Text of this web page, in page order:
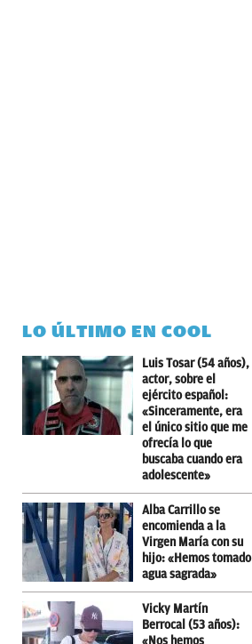
LO ÚLTIMO EN COOL
Luis Tosar (54 años),
actor, sobre el
ejército español:
«Sinceramente, era
el único sitio que me
ofrecía lo que
buscaba cuando era
adolescente»
Alba Carrillo se
encomienda a la
Virgen María con su
hijo: «Hemos tomado
agua sagrada»
Vicky Martín
Berrocal (53 años):
«Nos hemos